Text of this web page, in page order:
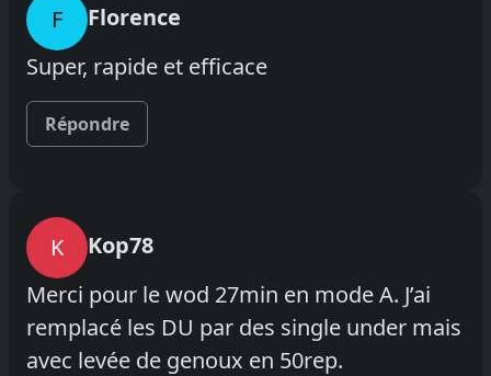
F
Florence
Super, rapide et efficace
Répondre
K
Kop78
Merci pour le wod 27min en mode A. J’ai
remplacé les DU par des single under mais
avec levée de genoux en 50rep.